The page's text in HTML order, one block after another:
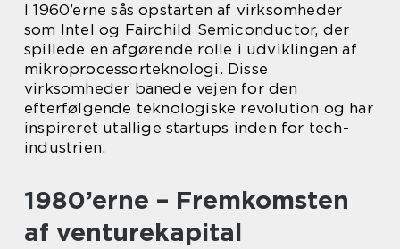
I 1960’erne sås opstarten af virksomheder
som Intel og Fairchild Semiconductor, der
spillede en afgørende rolle i udviklingen af
mikroprocessorteknologi. Disse
virksomheder banede vejen for den
efterfølgende teknologiske revolution og har
inspireret utallige startups inden for tech-
industrien.
1980’erne – Fremkomsten
af venturekapital